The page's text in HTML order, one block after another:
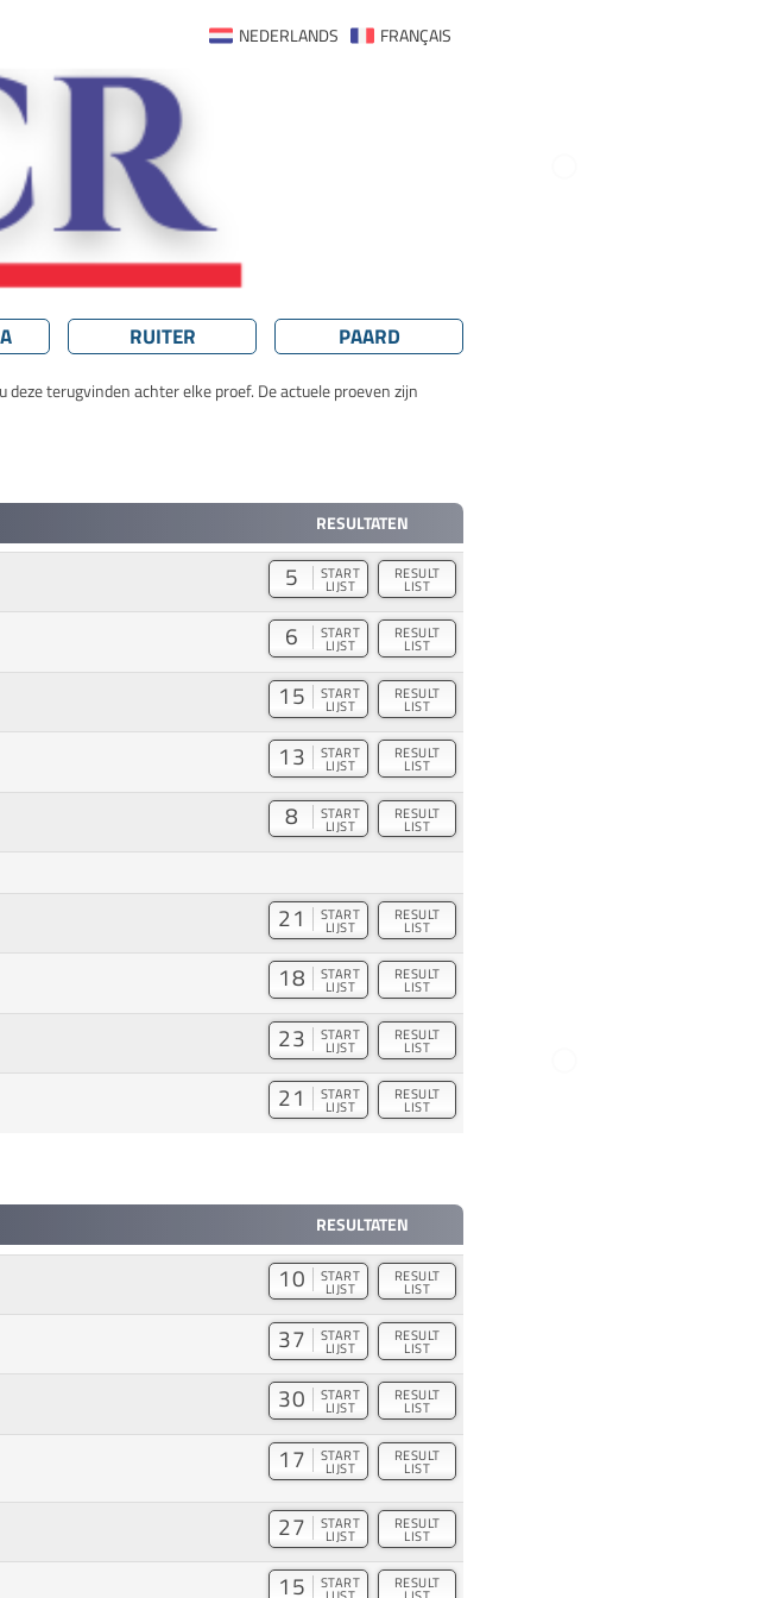
FRANÇAIS
NEDERLANDS
RUITER PAARD
terugvinden achter elke proef. De actuele proeven zijn
RESULTATEN
5 START
LIJST
RESULT
LIST
6 START
LIJST
RESULT
LIST
15 START
LIJST
RESULT
LIST
13 START
LIJST
RESULT
LIST
8 START
LIJST
RESULT
LIST
21 START
LIJST
RESULT
LIST
18 START
LIJST
RESULT
LIST
23 START
LIJST
RESULT
LIST
21 START
LIJST
RESULT
LIST
RESULTATEN
10 START
LIJST
RESULT
LIST
37 START
LIJST
RESULT
LIST
30 START
LIJST
RESULT
LIST
17 START
LIJST
RESULT
LIST
27 START
LIJST
RESULT
LIST
15 START RESULT